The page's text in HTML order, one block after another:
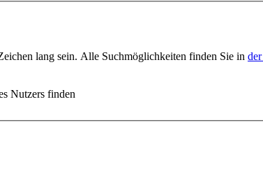
lang sein. Alle Suchmöglichkeiten finden Sie in
Nutzers finden